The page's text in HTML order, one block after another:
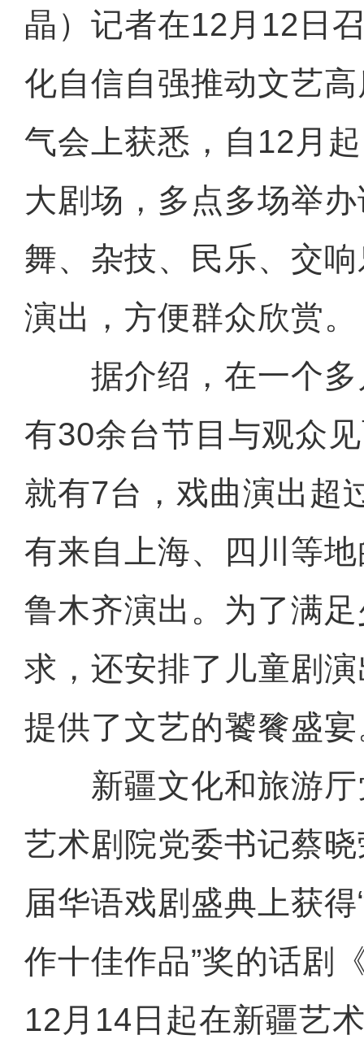
晶）记者在12月12日
化自信自强推动文艺
气会上获悉，自12月
大剧场，多点多场举
舞、杂技、民乐、交
演出，方便群众欣赏。
据介绍，在一个多
有30余台节目与观众
就有7台，戏曲演出超
有来自上海、四川等
鲁木齐演出。为了满
求，还安排了儿童剧
提供了文艺的饕餮盛
新疆文化和旅游厅
艺术剧院党委书记蔡
届华语戏剧盛典上获
作十佳作品”奖的话剧
12月14日起在新疆艺